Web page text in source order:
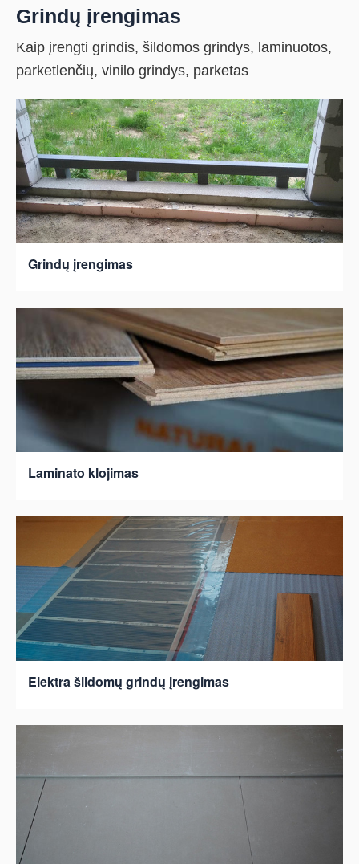
Grindų įrengimas
Kaip įrengti grindis, šildomos grindys, laminuotos,
parketlenčių, vinilo grindys, parketas
Grindų įrengimas
Laminato klojimas
Elektra šildomų grindų įrengimas